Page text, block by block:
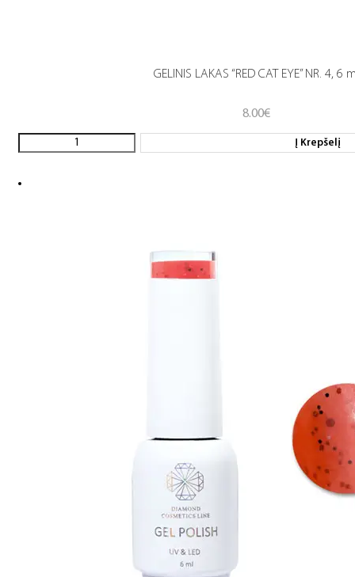
GELINIS LAKAS “RED CAT EYE” NR. 4, 6
8.00€
Į Krepšelį